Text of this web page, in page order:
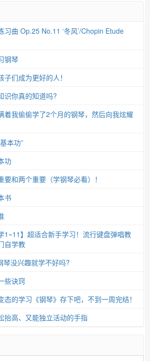
习曲 Op.25 No.11 ‘冬风’/Chopin Etude
钢琴
们成为更好的人！
识你真的知道吗?
着我偷偷学了2个月的钢琴，然后向我炫耀
本功”
功
和两个重要（学钢琴必看）！
书
1~11】超适合新手学习！流行键盘弹唱教
自学教
琴没兴趣就学不好吗?
些诀窍
态的学习《钢琴》存下吧，不到一周完结！
抬高、又能独立活动的手指